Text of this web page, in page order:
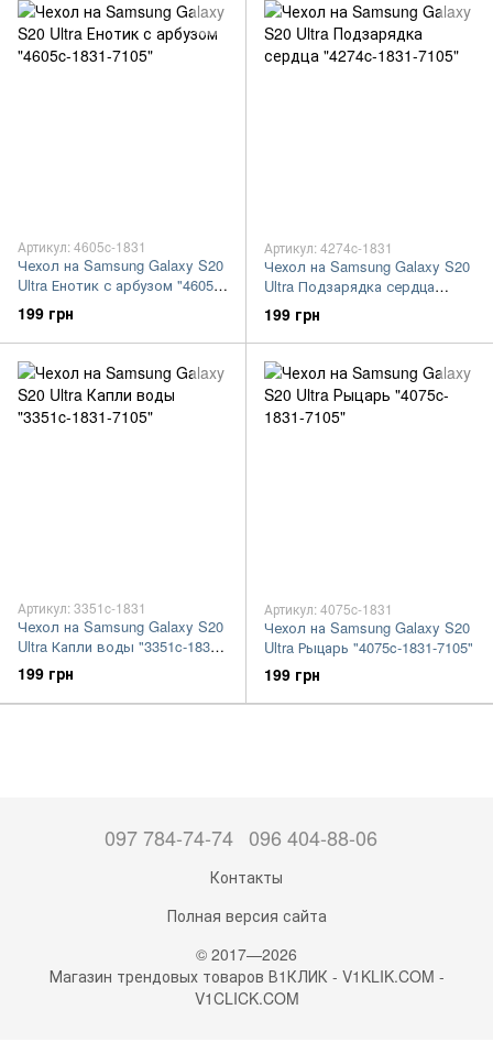
Артикул: 4605c-1831
Чехол на Samsung Galaxy S20
Ultra Енотик с арбузом "4605c-
1831-7105"
199 грн
Артикул: 4274c-1831
Чехол на Samsung Galaxy S20
Ultra Подзарядка сердца
"4274c-1831-7105"
199 грн
Артикул: 3351c-1831
Чехол на Samsung Galaxy S20
Ultra Капли воды "3351c-1831-
7105"
199 грн
Артикул: 4075c-1831
Чехол на Samsung Galaxy S20
Ultra Рыцарь "4075c-1831-7105"
199 грн
097 784-74-74 096 404-88-06
Контакты
Полная версия сайта
© 2017—2026
Магазин трендовых товаров В1КЛИК - V1KLIK.COM -
V1CLICK.COM